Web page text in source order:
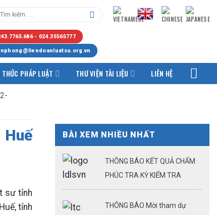
- 024.35565777
THỨC PHÁP LUẬT THƯ VIỆN TÀI LIỆU LIÊN HỆ
sư tỉnh
tỉnh
BÀI XEM NHIỀU NHẤT
THÔNG BÁO KẾT QUẢ CHẤM
PHÚC TRA KỲ KIỂM TRA
KQTSHNLS ĐỢT 1.2026
THÔNG BÁO Mời tham dự